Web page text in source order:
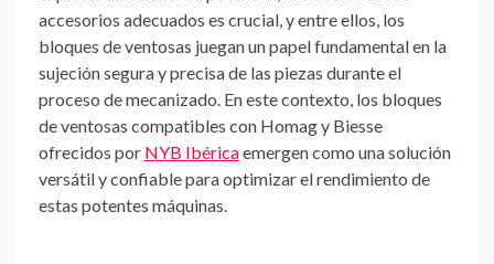
accesorios adecuados es crucial, y entre ellos, los
bloques de ventosas juegan un papel fundamental en la
sujeción segura y precisa de las piezas durante el
proceso de mecanizado. En este contexto, los bloques
de ventosas compatibles con Homag y Biesse
ofrecidos por NYB Ibéricaemergen como una solución
versátil y confiable para optimizar el rendimiento de
estas potentes máquinas.